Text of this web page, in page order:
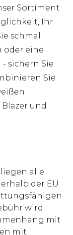
Sortiment
Ihr
schmal
oder eine
sichern Sie
Sie
und
alle
der EU
wird
mit
mit